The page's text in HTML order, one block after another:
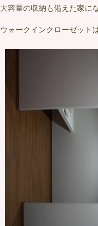
大容量の収納も備えた家に
ウォークインクローゼット